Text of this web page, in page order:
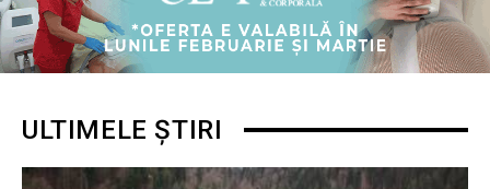
ULTIMELE ȘTIRI